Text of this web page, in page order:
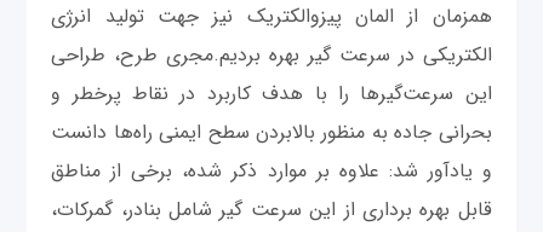
همزمان از المان پیزوالکتریک نیز جهت تولید انرژی
الکتریکی در سرعت گیر بهره بردیم.مجری طرح، طراحی
این سرعت‌گیرها را با هدف کاربرد در نقاط پرخطر و
بحرانی جاده به منظور بالابردن سطح ایمنی راه‌ها دانست
و یادآور شد: علاوه بر موارد ذکر شده، برخی از مناطق
قابل بهره برداری از این سرعت گیر شامل بنادر، گمرکات،